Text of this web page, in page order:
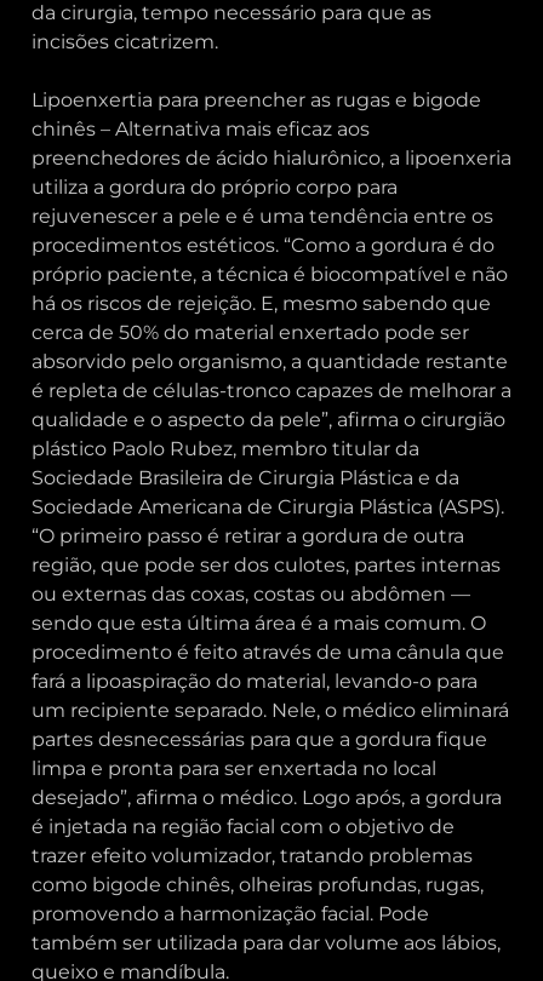
da cirurgia, tempo necessário para que as
incisões cicatrizem.
Lipoenxertia para preencher as rugas e bigode
chinês – Alternativa mais eficaz aos
preenchedores de ácido hialurônico, a lipoenxeria
utiliza a gordura do próprio corpo para
rejuvenescer a pele e é uma tendência entre os
procedimentos estéticos. “Como a gordura é do
próprio paciente, a técnica é biocompatível e não
há os riscos de rejeição. E, mesmo sabendo que
cerca de 50% do material enxertado pode ser
absorvido pelo organismo, a quantidade restante
é repleta de células-tronco capazes de melhorar a
qualidade e o aspecto da pele”, afirma o cirurgião
plástico Paolo Rubez, membro titular da
Sociedade Brasileira de Cirurgia Plástica e da
Sociedade Americana de Cirurgia Plástica (ASPS).
“O primeiro passo é retirar a gordura de outra
região, que pode ser dos culotes, partes internas
ou externas das coxas, costas ou abdômen —
sendo que esta última área é a mais comum. O
procedimento é feito através de uma cânula que
fará a lipoaspiração do material, levando-o para
um recipiente separado. Nele, o médico eliminará
partes desnecessárias para que a gordura fique
limpa e pronta para ser enxertada no local
desejado”, afirma o médico. Logo após, a gordura
é injetada na região facial com o objetivo de
trazer efeito volumizador, tratando problemas
como bigode chinês, olheiras profundas, rugas,
promovendo a harmonização facial. Pode
também ser utilizada para dar volume aos lábios,
queixo e mandíbula.